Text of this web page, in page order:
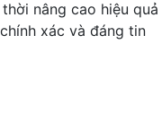
nâng cao hiệu quả
xác và đáng tin